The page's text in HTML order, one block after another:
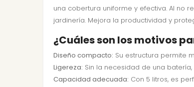
una cobertura uniforme y efectiva. Al no
jardinería. Mejora la productividad y
¿Cuáles son los motivos
Diseño compacto: Su estructura permite
Ligereza: Sin la necesidad de una
Capacidad adecuada: Con 5 litros, es